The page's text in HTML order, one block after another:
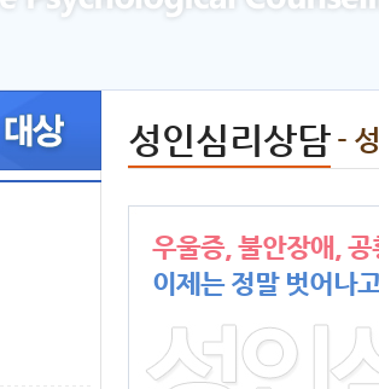
성인심리상담 -
우울증, 불안장애,
이제는 정말 벗어나